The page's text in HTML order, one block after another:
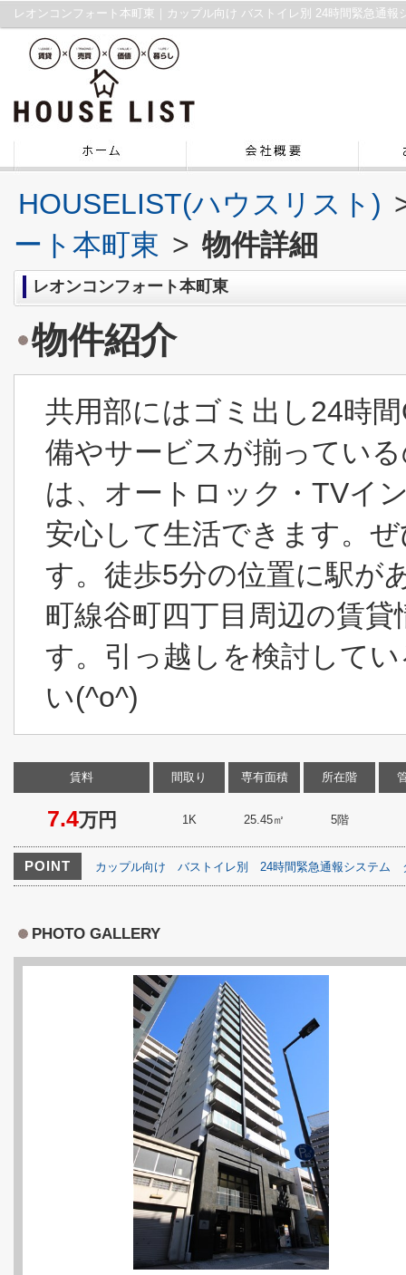
HOUSELIST(ハウスリスト)
ート本町東 > 物件詳細
レオンコンフォート本町東
物件紹介
共用部にはゴミ出し24時
備やサービスが揃ってい
は、オートロック・TVイ
安心して生活できます。
す。徒歩5分の位置に駅が
町線谷町四丁目周辺の賃
す。引っ越しを検討して
い(^o^)
賃料
7.4万円
間取り
1K
専有面積
25.45㎡
所在階
5階
POINT カップル向け バストイレ別 24時間緊急通報システム
PHOTO GALLERY